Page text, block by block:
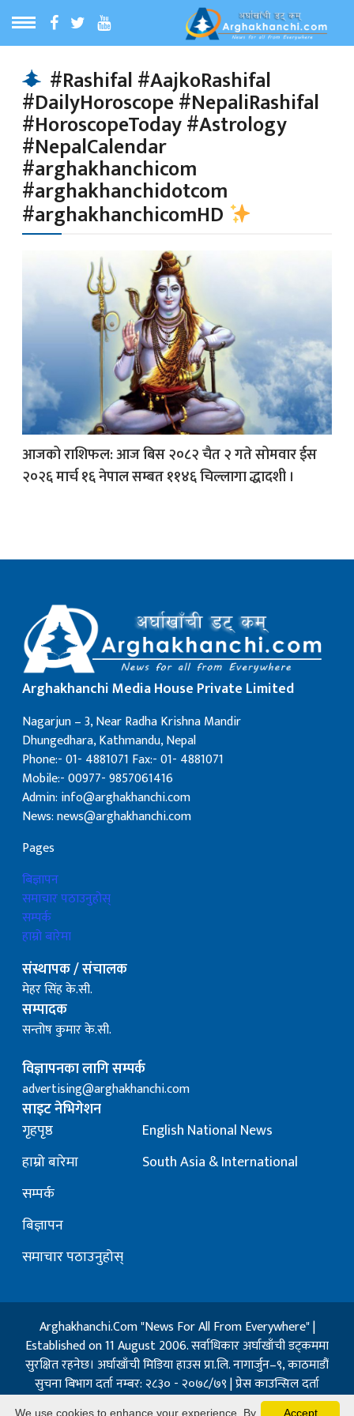
MENU
समाचार
समाचार
#Rashifal #AajkoRashifal
#DailyHoroscope #NepaliRashifal
#HoroscopeToday #Astrology
#NepalCalendar
#arghakhanchicom
#arghakhanchidotcom
#arghakhanchicomHD
आजको राशिफल: आज बिस २०८२ चैत २ गते सोमवार ईस
२०२६ मार्च १६ नेपाल सम्बत ११४६ चिल्लागा द्धादशी ।
Arghakhanchi Media House Private Limited
Nagarjun – 3, Near Radha Krishna Mandir
Dhungedhara, Kathmandu, Nepal
Phone:- 01- 4881071 Fax:- 01- 4881071
Mobile:- 00977- 9857061416
Admin: info@arghakhanchi.com
News: news@arghakhanchi.com
Pages
बिज्ञापन
समाचार पठाउनुहोस्
सम्पर्क
हाम्रो बारेमा
संस्थापक / संचालक
मेहर सिंह के.सी.
सम्पादक
सन्तोष कुमार के.सी.
विज्ञापनका लागि सम्पर्क
advertising@arghakhanchi.com
साइट नेभिगेशन
गृहपृष्ठ
हाम्रो बारेमा
सम्पर्क
बिज्ञापन
समाचार पठाउनुहोस्
English National News
South Asia & International
Arghakhanchi.Com "News For All From Everywhere" |
Established on 11 August 2006. सर्वाधिकार अर्घाखाँची डट्कममा
सुरक्षित रहनेछ। अर्घाखाँची मिडिया हाउस प्रा.लि. नागार्जुन–९, काठमाडौं
सुचना बिभाग दर्ता नम्बर: २८३० - २०७८/७९ | प्रेस काउन्सिल दर्ता
नम्बर: १३२ / २०७३-०४-२१ | जिप्रका सि- नम्बर: ७, दर्ता नम्बर
Accept
We use cookies to enhance your experience. By